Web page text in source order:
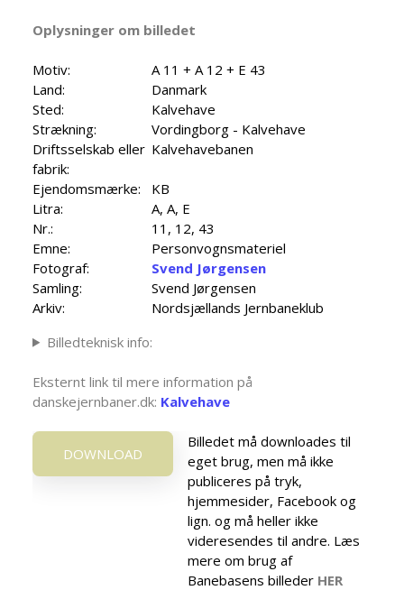
Oplysninger om billedet
Motiv:
A 11 + A 12 + E 43
Land:
Danmark
Sted:
Kalvehave
Strækning:
Vordingborg - Kalvehave
Driftsselskab eller
fabrik:
Kalvehavebanen
Ejendomsmærke:
KB
Litra:
A, A, E
Nr.:
11, 12, 43
Emne:
Personvognsmateriel
Fotograf:
Svend Jørgensen
Samling:
Svend Jørgensen
Arkiv:
Nordsjællands Jernbaneklub
Billedteknisk info:
Eksternt link til mere information på
danskejernbaner.dk: Kalvehave
DOWNLOAD
Billedet må downloades til
eget brug, men må ikke
publiceres på tryk,
hjemmesider, Facebook og
lign. og må heller ikke
videresendes til andre. Læs
mere om brug af
Banebasens billeder HER